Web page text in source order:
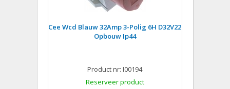
Cee Wcd Blauw 32Amp 3-Polig 6H D32V22
Opbouw Ip44
Product nr: I00194
Reserveer product